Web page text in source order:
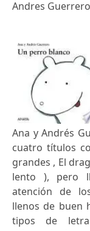
Andres
Ana y Andrés
cuatro títulos
grandes , El
lento ), pero
atención de
llenos de buen
tipos de letra